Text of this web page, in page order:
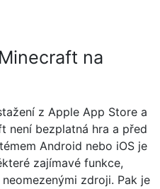
na
z Apple App Store a
není bezplatná hra a před
Android nebo iOS je
zajímavé funkce,
zdroji. Pak je